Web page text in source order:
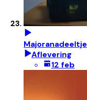
Majoranadeeltje
Aflevering
12 feb